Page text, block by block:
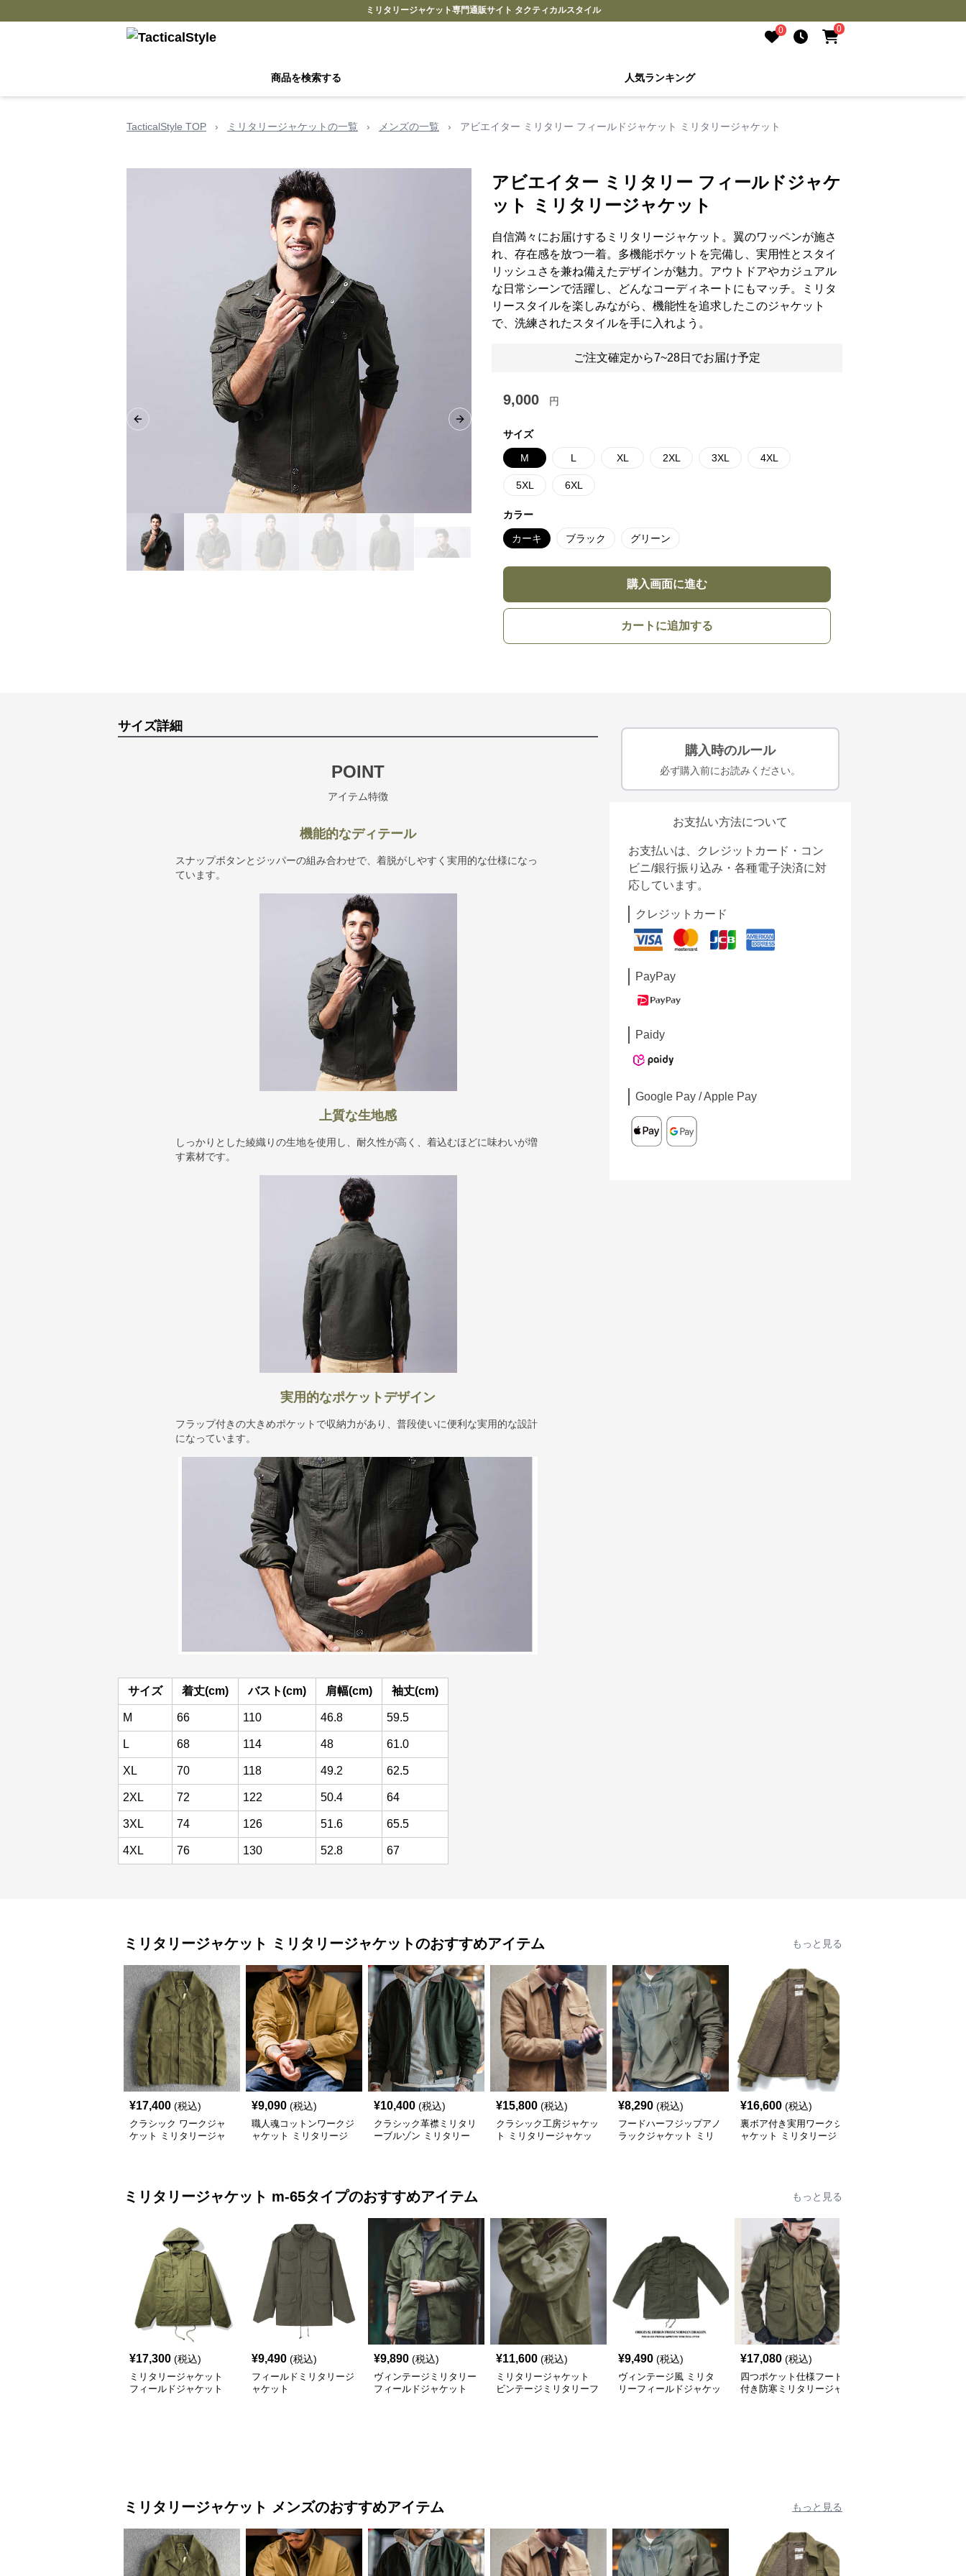
ミリタリージャケット専門通販サイト タクティカルスタイル
0
0
商品を検索する 人気ランキング
TacticalStyle TOP › ミリタリージャケットの一覧 › メンズの一覧 › アビエイター ミリタリー フィールドジャケット ミリタリージャケット
Previous slide Next slide
アビエイター ミリタリー フィールドジャケ
ット ミリタリージャケット
自信満々にお届けするミリタリージャケット。翼のワッペンが施さ
れ、存在感を放つ一着。多機能ポケットを完備し、実用性とスタイ
リッシュさを兼ね備えたデザインが魅力。アウトドアやカジュアル
な日常シーンで活躍し、どんなコーディネートにもマッチ。ミリタ
リースタイルを楽しみながら、機能性を追求したこのジャケット
で、洗練されたスタイルを手に入れよう。
ご注文確定から7~28日でお届け予定
9,000 円
サイズ
M L XL 2XL 3XL 4XL
5XL 6XL
カラー
カーキ ブラック グリーン
購入画面に進む
カートに追加する
サイズ詳細
POINT
アイテム特徴
機能的なディテール
スナップボタンとジッパーの組み合わせで、着脱がしやすく実用的な仕様になっ
ています。
上質な生地感
しっかりとした綾織りの生地を使用し、耐久性が高く、着込むほどに味わいが増
す素材です。
実用的なポケットデザイン
フラップ付きの大きめポケットで収納力があり、普段使いに便利な実用的な設計
になっています。
サイズ 着丈(cm) バスト(cm) 肩幅(cm) 袖丈(cm)
M 66 110 46.8 59.5
L 68 114 48 61.0
XL 70 118 49.2 62.5
2XL 72 122 50.4 64
3XL 74 126 51.6 65.5
4XL 76 130 52.8 67
購入時のルール
必ず購入前にお読みください。
お支払い方法について
お支払いは、クレジットカード・コン
ビニ/銀行振り込み・各種電子決済に対
応しています。
クレジットカード
PayPay
Paidy
Google Pay / Apple Pay
ミリタリージャケット ミリタリージャケットのおすすめアイテム もっと見る
¥17,400 (税込)
クラシック ワークジャ
ケット ミリタリージャ
¥9,090 (税込)
職人魂コットンワークジ
ャケット ミリタリージ
¥10,400 (税込)
クラシック革襟ミリタリ
ーブルゾン ミリタリー
¥15,800 (税込)
クラシック工房ジャケッ
ト ミリタリージャケッ
¥8,290 (税込)
フードハーフジップアノ
ラックジャケット ミリ
¥16,600 (税込)
裏ボア付き実用ワークジ
ャケット ミリタリージ
ミリタリージャケット m-65タイプのおすすめアイテム もっと見る
¥17,300 (税込)
ミリタリージャケット
フィールドジャケット
¥9,490 (税込)
フィールドミリタリージ
ャケット
¥9,890 (税込)
ヴィンテージミリタリー
フィールドジャケット
¥11,600 (税込)
ミリタリージャケット
ビンテージミリタリーフ
¥9,490 (税込)
ヴィンテージ風 ミリタ
リーフィールドジャケッ
¥17,080 (税込)
四つポケット仕様フード
付き防寒ミリタリージャ
ミリタリージャケット メンズのおすすめアイテム もっと見る